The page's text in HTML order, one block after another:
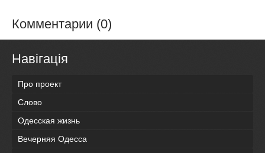
Комментарии (0)
Навігація
Про проект
Слово
Одесская жизнь
Вечерняя Одесса